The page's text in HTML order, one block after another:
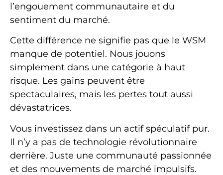
l’engouement communautaire et du
sentiment du marché.
Cette différence ne signifie pas que le WSM
manque de potentiel. Nous jouons
simplement dans une catégorie à haut
risque. Les gains peuvent être
spectaculaires, mais les pertes tout aussi
dévastatrices.
Vous investissez dans un actif spéculatif pur.
Il n’y a pas de technologie révolutionnaire
derrière. Juste une communauté passionnée
et des mouvements de marché impulsifs.